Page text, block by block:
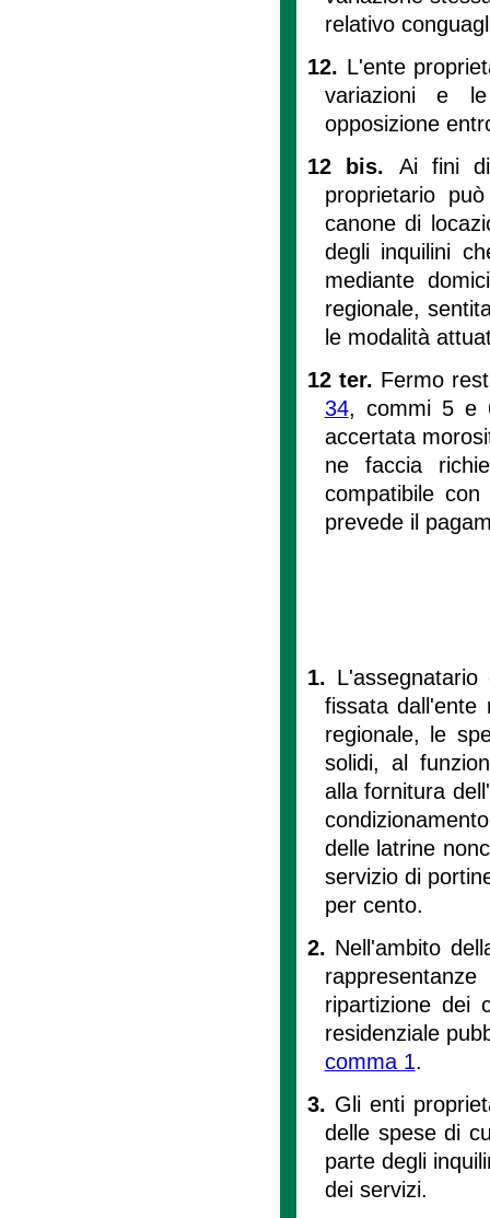
relativo
12. L'ente
variazioni e le
opposizione
12 bis. Ai fini
proprietario
canone di
degli inquilini
mediante
regionale,
le modalità
12 ter. Fermo
34, commi 5 e
accertata
ne faccia
compatibile
prevede il
1.
fissata dall'ente
regionale, le
solidi, al
alla fornitura
delle latrine
servizio di
per cento.
2. Nell'ambito
ripartizione dei
residenziale
comma 1.
3. Gli enti
delle spese di
parte degli
dei servizi.